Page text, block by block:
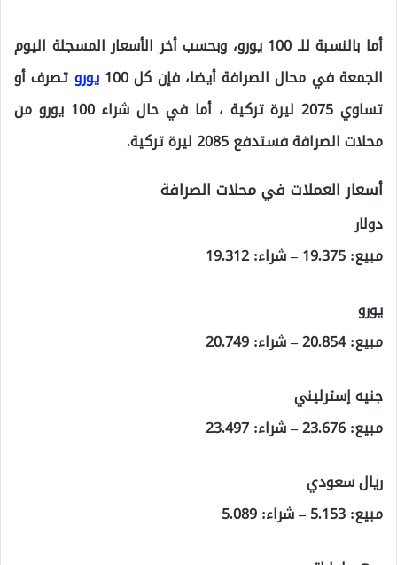
أما بالنسبة للـ 100 يورو، وبحسب أخر الأسعار المسجلة اليوم
الجمعة في محال الصرافة أيضا، فإن كل 100
يورو تصرف أو
تساوي 2075 ليرة تركية ، أما في حال شراء 100 يورو من
محلات الصرافة فستدفع 2085 ليرة تركية.
أسعار العملات في محلات الصرافة
دولار
مبيع: 19.375 – شراء: 19.312
يورو
مبيع: 20.854 – شراء: 20.749
جنيه إسترليني
مبيع: 23.676 – شراء: 23.497
ريال سعودي
مبيع: 5.153 – شراء: 5.089